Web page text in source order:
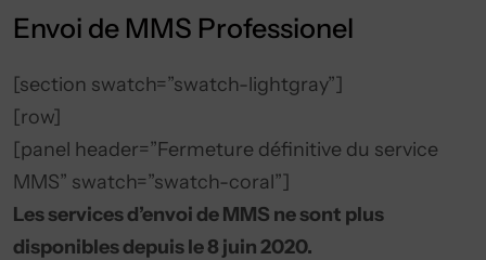
Envoi de MMS Professionel
[section swatch=”swatch-lightgray”]
[row]
[panel header=”Fermeture définitive du service
MMS” swatch=”swatch-coral”]
Les services d’envoi de MMS ne sont plus
disponibles depuis le 8 juin 2020.